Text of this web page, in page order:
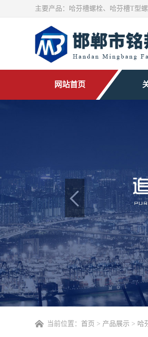
主要产品： 哈芬槽螺栓、 哈芬槽T型
网站首页
当前位置： 首页 > 产品展示 > 哈